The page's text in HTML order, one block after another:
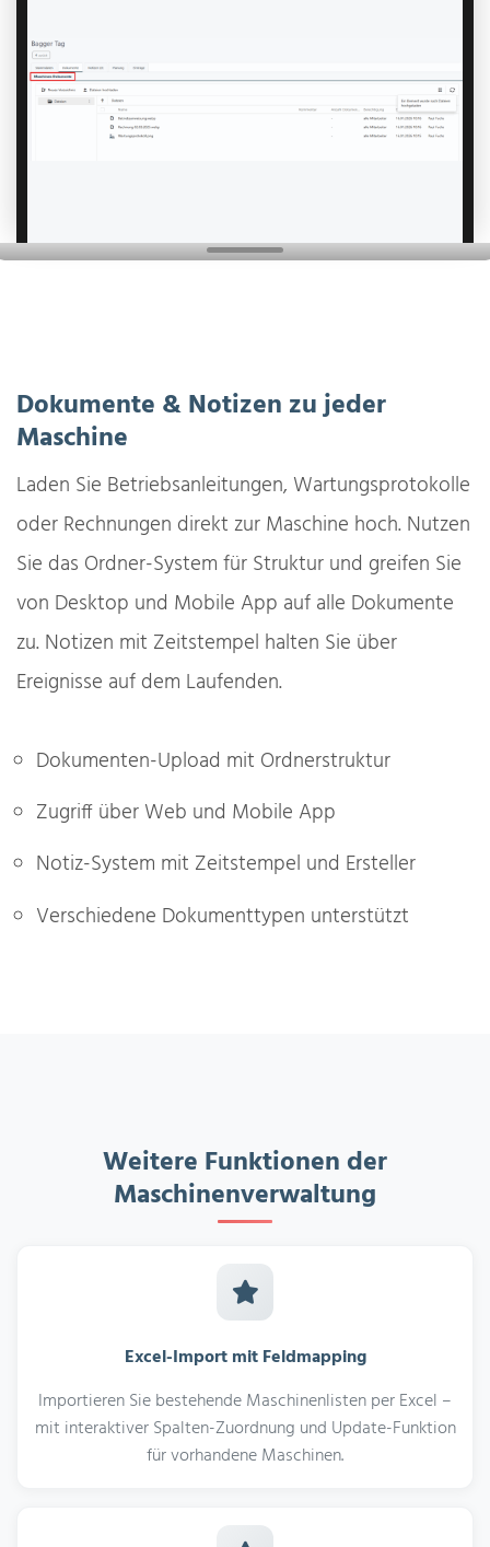
Dokumente & Notizen zu jeder
Maschine
Laden Sie Betriebsanleitungen, Wartungsprotokolle
oder Rechnungen direkt zur Maschine hoch. Nutzen
Sie das Ordner-System für Struktur und greifen Sie
von Desktop und Mobile App auf alle Dokumente
zu. Notizen mit Zeitstempel halten Sie über
Ereignisse auf dem Laufenden.
Dokumenten-Upload mit Ordnerstruktur
Zugriff über Web und Mobile App
Notiz-System mit Zeitstempel und Ersteller
Verschiedene Dokumenttypen unterstützt
Weitere Funktionen der
Maschinenverwaltung
Excel-Import mit Feldmapping
Importieren Sie bestehende Maschinenlisten per Excel –
mit interaktiver Spalten-Zuordnung und Update-Funktion
für vorhandene Maschinen.